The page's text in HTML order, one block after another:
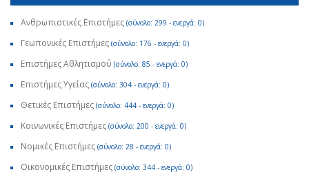
Ανθρωπιστικές Επιστήμες (σύνολο: 299 - ενεργά: 0)
Γεωπονικές Επιστήμες (σύνολο: 176 - ενεργά: 0)
Επιστήμες Αθλητισμού (σύνολο: 85 - ενεργά: 0)
Επιστήμες Υγείας (σύνολο: 304 - ενεργά: 0)
Θετικές Επιστήμες (σύνολο: 444 - ενεργά: 0)
Κοινωνικές Επιστήμες (σύνολο: 200 - ενεργά: 0)
Νομικές Επιστήμες (σύνολο: 28 - ενεργά: 0)
Οικονομικές Επιστήμες (σύνολο: 344 - ενεργά: 0)